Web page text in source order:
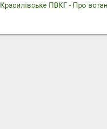
Красилівське ПВКГ - Про